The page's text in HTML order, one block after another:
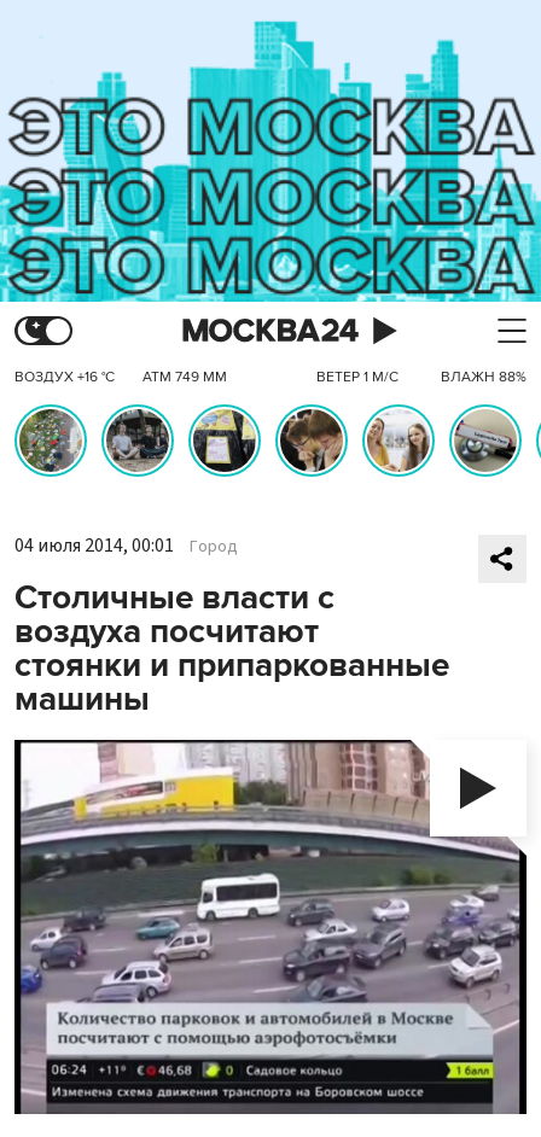
ВОЗДУХ +16 °C АТМ 749 ММ ВЕТЕР 1 М/С ВЛАЖН 88%
04 июля 2014, 00:01 Город
Столичные власти с
воздуха посчитают
стоянки и припаркованные
машины